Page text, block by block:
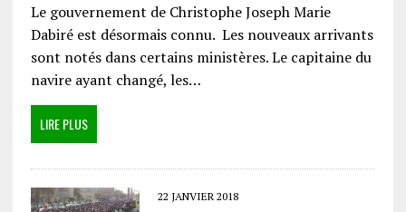
Le gouvernement de Christophe Joseph Marie
Dabiré est désormais connu. Les nouveaux arrivants
sont notés dans certains ministères. Le capitaine du
navire ayant changé, les…
LIRE PLUS
22 JANVIER 2018